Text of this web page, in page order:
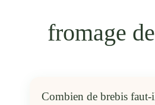
fromage
Combien de brebis